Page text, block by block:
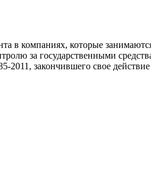
в компаниях, которые
за государственными
закончившего свое действие